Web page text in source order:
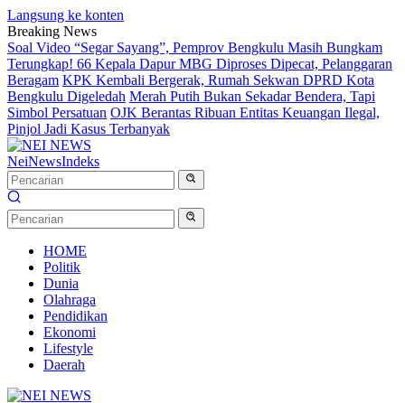
Langsung ke konten
Breaking News
Soal Video “Segar Sayang”, Pemprov Bengkulu Masih Bungkam
Terungkap! 66 Kepala Dapur MBG Diproses Dipecat, Pelanggaran
Beragam KPK Kembali Bergerak, Rumah Sekwan DPRD Kota
Bengkulu Digeledah Merah Putih Bukan Sekadar Bendera, Tapi
Simbol Persatuan OJK Berantas Ribuan Entitas Keuangan Ilegal,
Pinjol Jadi Kasus Terbanyak
NeiNewsIndeks
HOME
Politik
Dunia
Olahraga
Pendidikan
Ekonomi
Lifestyle
Daerah